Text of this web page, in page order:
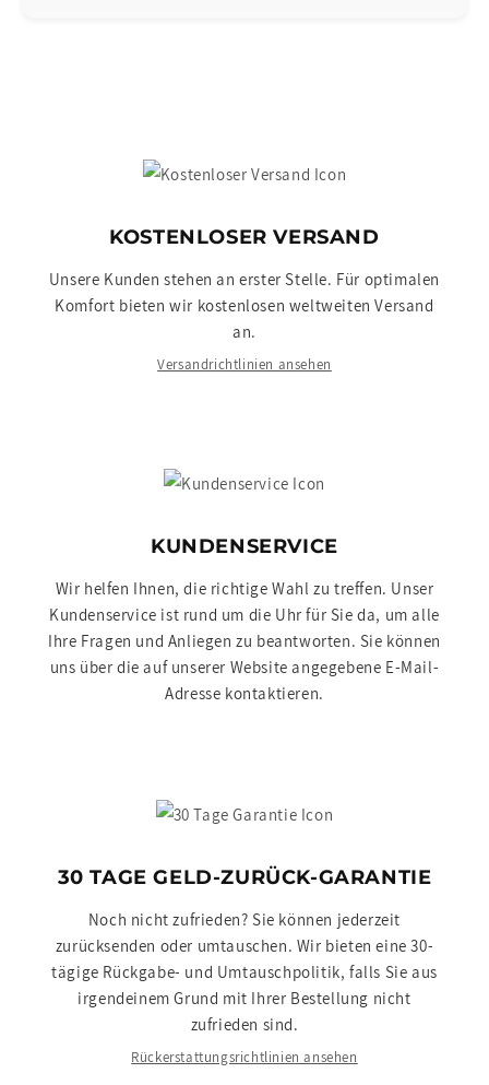
KOSTENLOSER VERSAND
Unsere Kunden stehen an erster Stelle. Für optimalen
Komfort bieten wir kostenlosen weltweiten Versand
an.
Versandrichtlinien ansehen
KUNDENSERVICE
Wir helfen Ihnen, die richtige Wahl zu treffen. Unser
Kundenservice ist rund um die Uhr für Sie da, um alle
Ihre Fragen und Anliegen zu beantworten. Sie können
uns über die auf unserer Website angegebene E-Mail-
Adresse kontaktieren.
30 TAGE GELD-ZURÜCK-GARANTIE
Noch nicht zufrieden? Sie können jederzeit
zurücksenden oder umtauschen. Wir bieten eine 30-
tägige Rückgabe- und Umtauschpolitik, falls Sie aus
irgendeinem Grund mit Ihrer Bestellung nicht
zufrieden sind.
Rückerstattungsrichtlinien ansehen